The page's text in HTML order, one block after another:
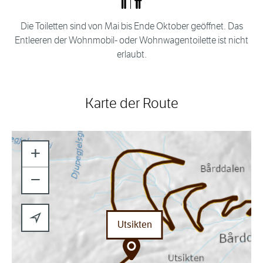
Die Toiletten sind von Mai bis Ende Oktober geöffnet. Das
Entleeren der Wohnmobil- oder Wohnwagentoilette ist nicht
erlaubt.
Karte der Route
Utsikten
+
−